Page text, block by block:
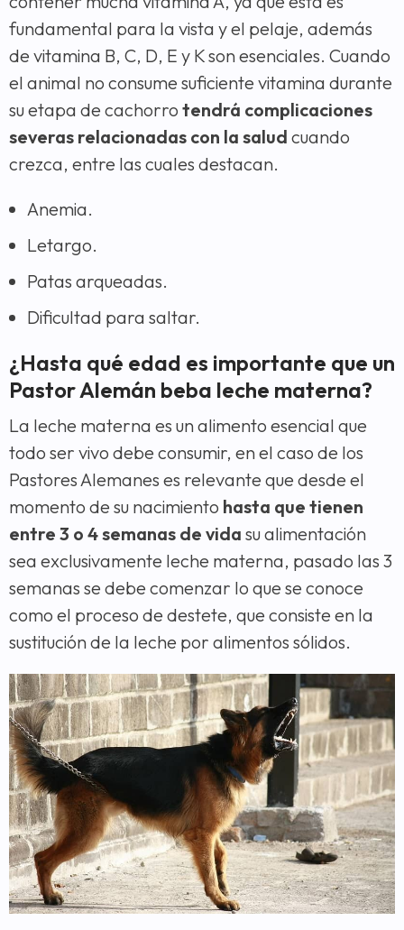
fundamental para la vista y el pelaje, además
de vitamina B, C, D, E y K son esenciales. Cuando
el animal no consume suficiente vitamina durante
su etapa de cachorro tendrá complicaciones
severas relacionadas con la salud cuando
crezca, entre las cuales destacan.
Anemia.
Letargo.
Patas arqueadas.
Dificultad para saltar.
¿Hasta qué edad es importante que un
Pastor Alemán beba leche materna?
La leche materna es un alimento esencial que
todo ser vivo debe consumir, en el caso de los
Pastores Alemanes es relevante que desde el
momento de su nacimiento hasta que tienen
entre 3 o 4 semanas de vida su alimentación
sea exclusivamente leche materna, pasado las 3
semanas se debe comenzar lo que se conoce
como el proceso de destete, que consiste en la
sustitución de la leche por alimentos sólidos.